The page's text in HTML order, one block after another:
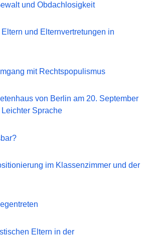
und Obdachlosigkeit
und Elternvertretungen in
mit Rechtspopulismus
von Berlin am 20. September
Sprache
im Klassenzimmer und der
Eltern in der